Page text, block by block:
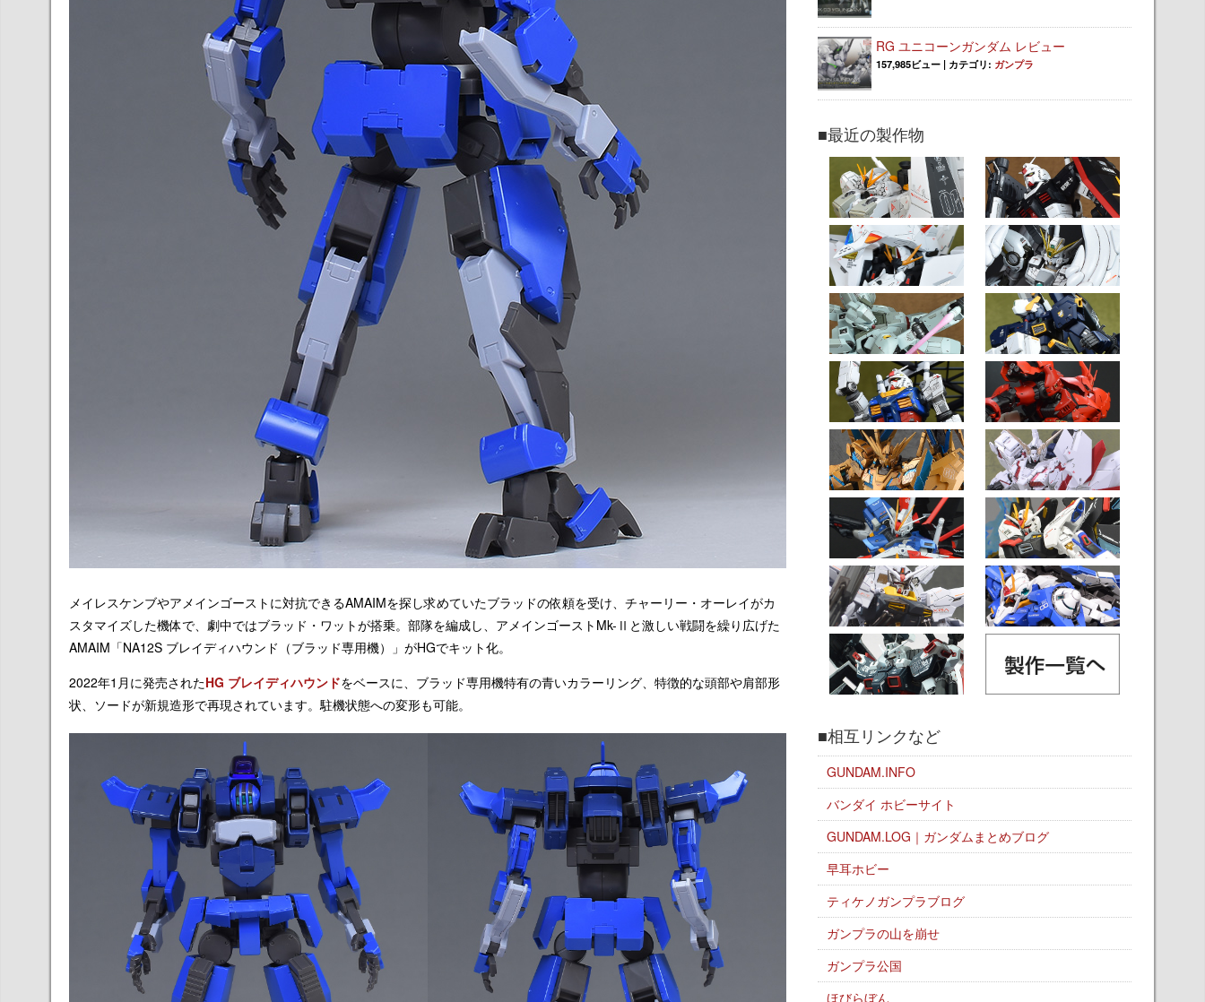
メイレスケンブやアメインゴーストに対抗できるAMAIMを探し求めていたブラッドの依頼を受け、チャーリー・オーレイがカ
スタマイズした機体で、劇中ではブラッド・ワットが搭乗。部隊を編成し、アメインゴーストMk-Ⅱと激しい戦闘を繰り広げた
AMAIM「NA12S ブレイディハウンド（ブラッド専用機）」 がHGでキット化。
2022年1月に発売されたHG ブレイディハウンドをベースに、ブラッド専用機特有の青いカラーリング、特徴的な頭部や肩部形
状、ソードが新規造形で再現されています。駐機状態への変形も可能。
RG ユニコーンガンダム レビュー
157,985ビュー | カテゴリ: ガンプラ
■最近の製作物
■相互リンクなど
GUNDAM.INFO
バンダイ ホビーサイト
GUNDAM.LOG｜ガンダムまとめブログ
早耳ホビー
ティケノガンプラブログ
ガンプラの山を崩せ
ガンプラ公国
ほびらぼん